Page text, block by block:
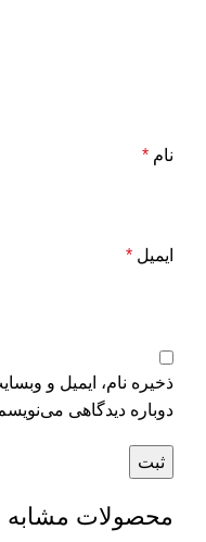
نام *
ایمیل *
ذخیره نام، ایمیل و
دوباره دیدگاهی
محصولات مشابه